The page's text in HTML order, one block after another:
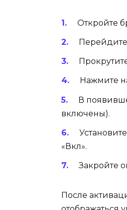
Откройте
Нажмите
В
включены).
«Вкл».
Закройте
После